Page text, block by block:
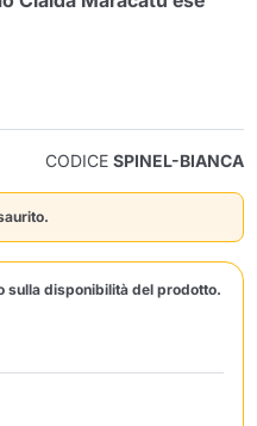
CODICE SPINEL-BIANCA
sulla disponibilità del prodotto.